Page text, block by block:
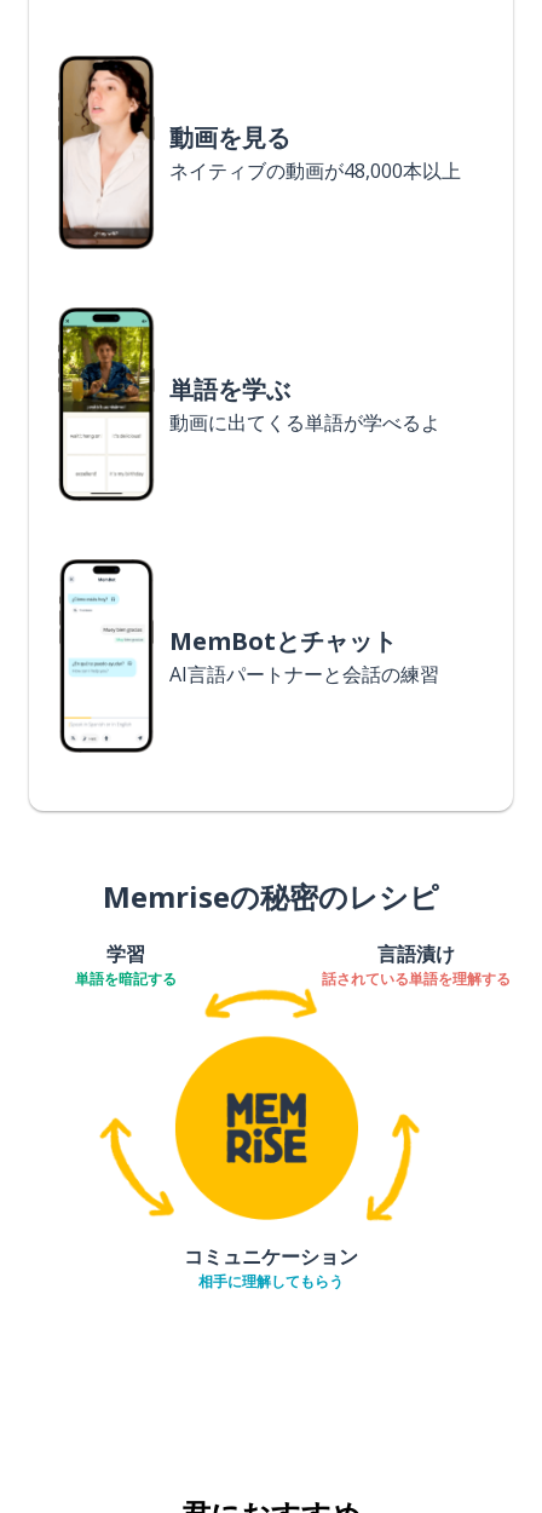
動画を見る
ネイティブの動画が48,000本以上
単語を学ぶ
動画に出てくる単語が学べるよ
MemBotとチャット
AI言語パートナーと会話の練習
Memriseの秘密のレシピ
学習
単語を暗記する
言語漬け
話されている単語を理解する
コミュニケーション
相手に理解してもらう